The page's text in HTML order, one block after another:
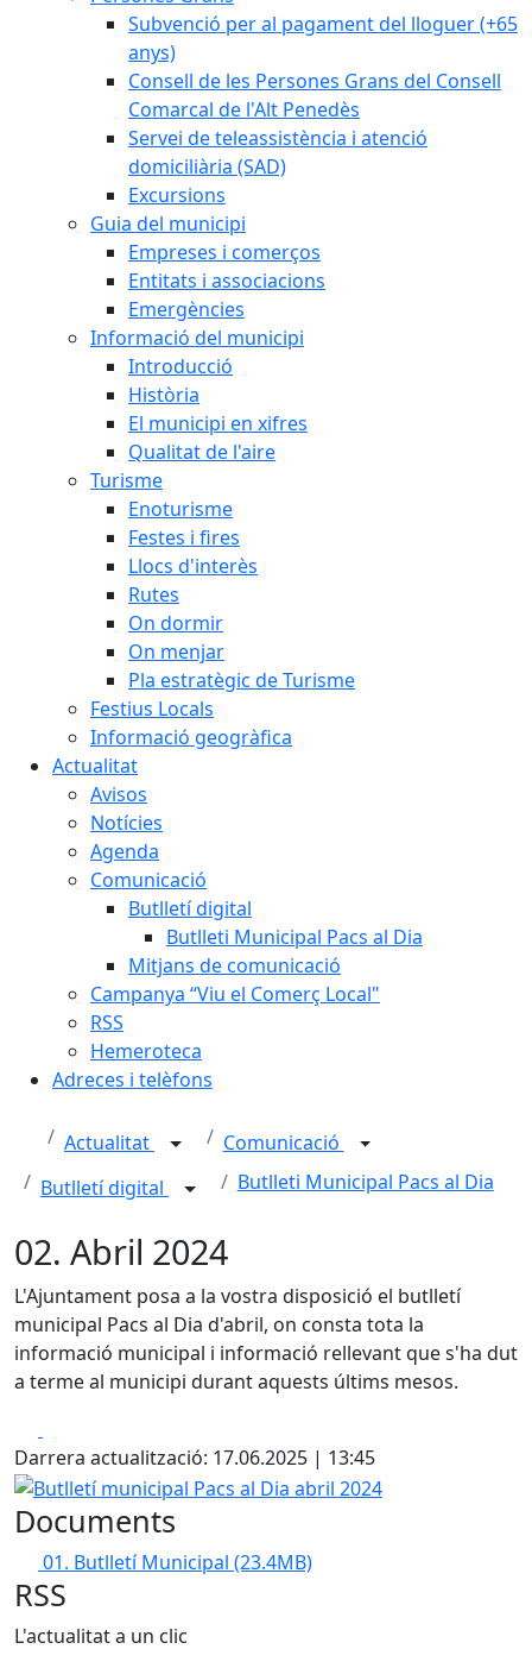
Subvenció per al pagament del lloguer (+65
anys)
Consell de les Persones Grans del Consell
Comarcal de l'Alt Penedès
Servei de teleassistència i atenció
domiciliària (SAD)
Excursions
Guia del municipi
Empreses i comerços
Entitats i associacions
Emergències
Informació del municipi
Introducció
Història
El municipi en xifres
Qualitat de l'aire
Turisme
Enoturisme
Festes i fires
Llocs d'interès
Rutes
On dormir
On menjar
Pla estratègic de Turisme
Festius Locals
Informació geogràfica
Actualitat
Avisos
Notícies
Agenda
Comunicació
Butlletí digital
Butlleti Municipal Pacs al Dia
Mitjans de comunicació
Campanya “Viu el Comerç Local"
RSS
Hemeroteca
Adreces i telèfons
Actualitat
Comunicació
Butlletí digital
Butlleti Municipal Pacs al Dia
02. Abril 2024
L'Ajuntament posa a la vostra disposició el butlletí
municipal Pacs al Dia d'abril, on consta tota la
informació municipal i informació rellevant que s'ha dut
a terme al municipi durant aquests últims mesos.
Darrera actualització: 17.06.2025 | 13:45
Butlletí municipal Pacs al Dia abril 2024
Documents
01. Butlletí Municipal (23.4MB)
RSS
L'actualitat a un clic